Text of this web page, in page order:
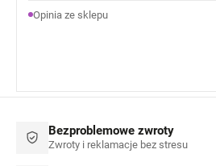
rozmiar 92 jest jak 104 rozmiar . Ale
Opinia ze sklepu
Bezproblemowe zwroty
Zwroty i reklamacje bez stresu